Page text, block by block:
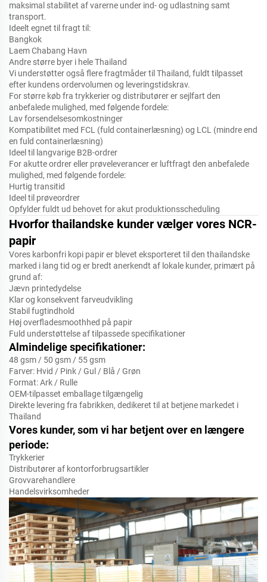
maksimal stabilitet af varerne under ind- og udlastning samt
transport.
Ideelt egnet til fragt til:
Bangkok
Laem Chabang Havn
Andre større byer i hele Thailand
Vi understøtter også flere fragtmåder til Thailand, fuldt tilpasset
efter kundens ordervolumen og leveringstidskrav.
For større køb fra trykkerier og distributører er sejlfart den
anbefalede mulighed, med følgende fordele:
Lav forsendelsesomkostninger
Kompatibilitet med FCL (fuld containerlæsning) og LCL (mindre end
en fuld containerlæsning)
Ideel til langvarige B2B-ordrer
For akutte ordrer eller prøveleverancer er luftfragt den anbefalede
mulighed, med følgende fordele:
Hurtig transitid
Ideel til prøveordrer
Opfylder fuldt ud behovet for akut produktionsscheduling
Hvorfor thailandske kunder vælger vores NCR-
papir
Vores karbonfri kopi papirer blevet eksporteret til den thailandske
marked i lang tid og er bredt anerkendt af lokale kunder, primært på
grund af:
Jævn printedydelse
Klar og konsekvent farveudvikling
Stabil fugtindhold
Høj overfladesmoothhed på papir
Fuld understøttelse af tilpassede specifikationer
Almindelige specifikationer:
48 gsm / 50 gsm / 55 gsm
Farver: Hvid / Pink / Gul / Blå / Grøn
Format: Ark / Rulle
OEM-tilpasset emballage tilgængelig
Direkte levering fra fabrikken, dedikeret til at betjene markedet i
Thailand
Vores kunder, som vi har betjent over en længere
periode:
Trykkerier
Distributører af kontorforbrugsartikler
Grovvarehandlere
Handelsvirksomheder